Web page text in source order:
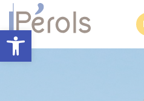
Ouvrir la barre d’outils
Panneau de gestion des cookies